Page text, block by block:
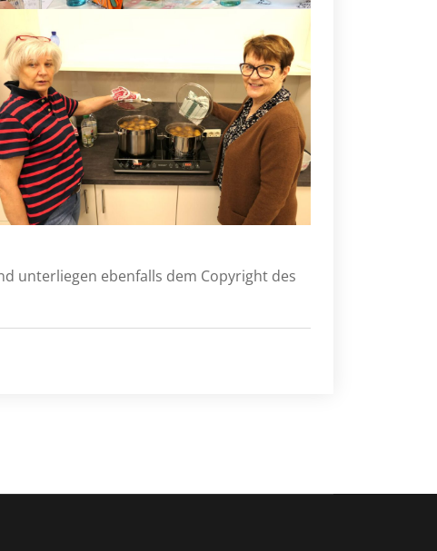
unterliegen ebenfalls dem Copyright des